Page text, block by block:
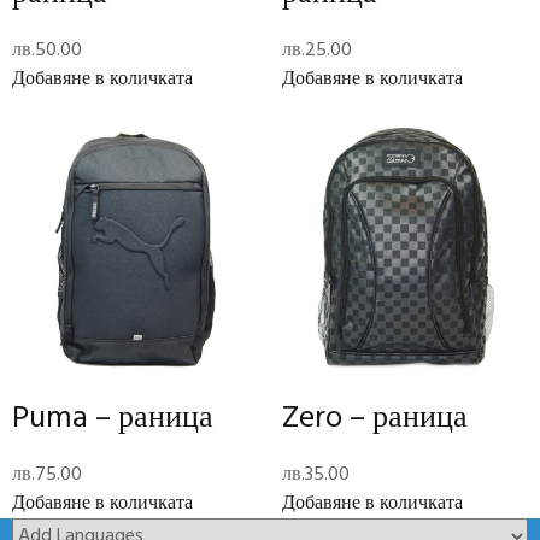
колелца
Long Description
Description
Допълнителна информация
0.55 кг
Размери10 × 29 × 23 см
Отзиви (0)
Reviews
There are no reviews yet.
Add Review
лв.50.00
Добавяне в количката
лв.25.00
Добавяне в количката
Puma – раница
лв.75.00
Добавяне в количката
Zero – раница
лв.35.00
Добавяне в количката